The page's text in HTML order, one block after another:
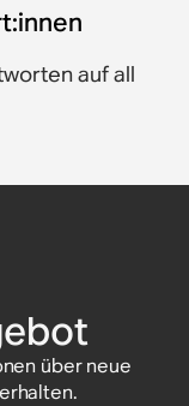
auf all
über neue